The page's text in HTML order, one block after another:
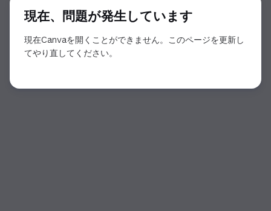
現在、問題が発生しています
現在Canvaを開くことができません。このページを更新し
てやり直してください。